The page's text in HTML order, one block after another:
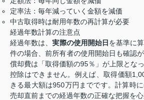
定率法：毎年減っていく金額を減価
中古取得時は耐用年数の再計算が必要
経過年数計算の注意点
経過年数は、実際の使用開始日 を基準に
件の場合、前所有者の使用開始日も確認
償却費は「取得価額の95％」が上限とな
控除はできません。例えば、取得価額
きる最大額は950万円までです。計算時に
売却直前までの経過年数の正確な把握を心